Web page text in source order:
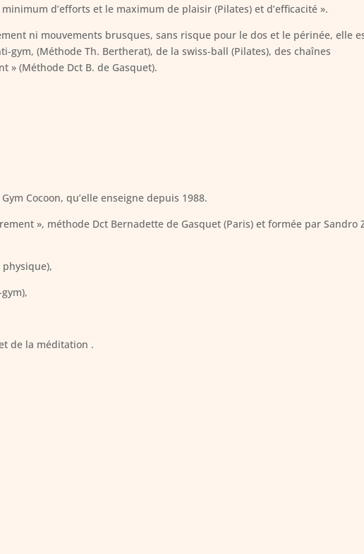
d’efforts et le maximum de plaisir (Pilates) et d’efficacité ».
ni mouvements brusques, sans risque pour le dos et le périnée, elle
gym, (Méthode Th. Bertherat), de la swiss-ball (Pilates), des chaînes
» (Méthode Dct B. de Gasquet).
Cocoon, qu’elle enseigne depuis 1988.
», méthode Dct Bernadette de Gasquet (Paris) et formée par Sandro
de la méditation .